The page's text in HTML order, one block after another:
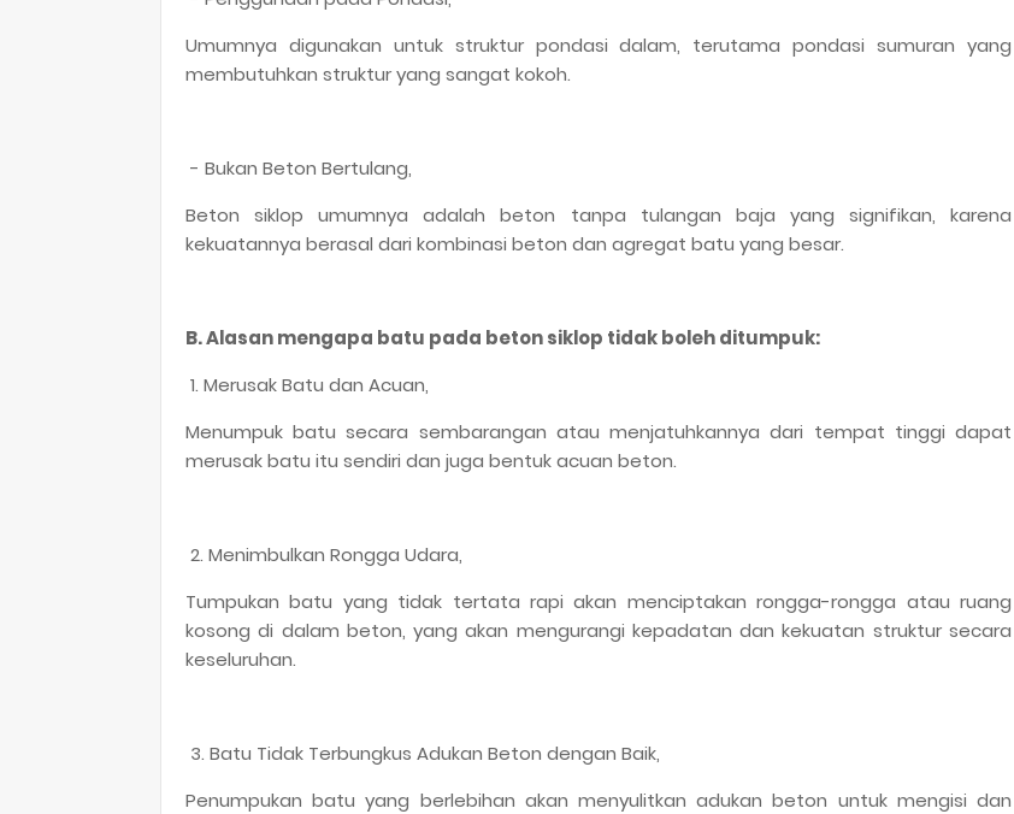
Umumnya digunakan untuk struktur pondasi dalam, terutama pondasi sumuran yang
membutuhkan struktur yang sangat kokoh.
- Bukan Beton Bertulang,
Beton siklop umumnya adalah beton tanpa tulangan baja yang signifikan, karena
kekuatannya berasal dari kombinasi beton dan agregat batu yang besar.
B. Alasan mengapa batu pada beton siklop tidak boleh ditumpuk:
1. Merusak Batu dan Acuan,
Menumpuk batu secara sembarangan atau menjatuhkannya dari tempat tinggi dapat
merusak batu itu sendiri dan juga bentuk acuan beton.
2. Menimbulkan Rongga Udara,
Tumpukan batu yang tidak tertata rapi akan menciptakan rongga-rongga atau ruang
kosong di dalam beton, yang akan mengurangi kepadatan dan kekuatan struktur secara
keseluruhan.
3. Batu Tidak Terbungkus Adukan Beton dengan Baik,
Penumpukan batu yang berlebihan akan menyulitkan adukan beton untuk mengisi dan